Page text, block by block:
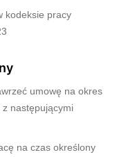
kodeksie pracy
umowę na okres
następującymi
na czas określony